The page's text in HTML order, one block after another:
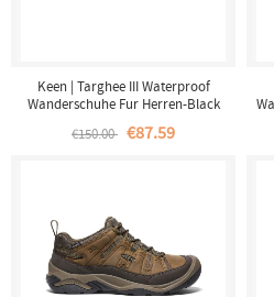
Keen | Targhee III Waterproof
Wanderschuhe Fur Herren-Black
€150.00 €87.59